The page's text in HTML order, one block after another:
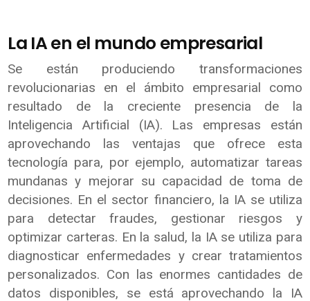
La IA en el mundo empresarial
Se están produciendo transformaciones
revolucionarias en el ámbito empresarial como
resultado de la creciente presencia de la
Inteligencia Artificial (IA). Las empresas están
aprovechando las ventajas que ofrece esta
tecnología para, por ejemplo, automatizar tareas
mundanas y mejorar su capacidad de toma de
decisiones. En el sector financiero, la IA se utiliza
para detectar fraudes, gestionar riesgos y
optimizar carteras. En la salud, la IA se utiliza para
diagnosticar enfermedades y crear tratamientos
personalizados. Con las enormes cantidades de
datos disponibles, se está aprovechando la IA